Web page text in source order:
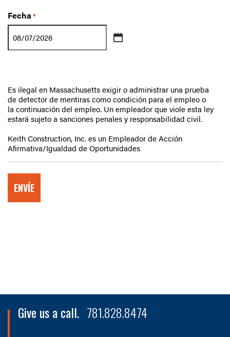
Fecha *
MM
slash
YYYY
Es ilegal en Massachusetts exigir o administrar una prueba
de detector de mentiras como condición para el empleo o
la continuación del empleo. Un empleador que viole esta ley
estará sujeto a sanciones penales y responsabilidad civil.
Keith Construction, Inc. es un Empleador de Acción
Afirmativa/Igualdad de Oportunidades
Give us a call. 781.828.8474